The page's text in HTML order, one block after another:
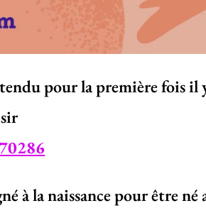
pour la première fois il
à la naissance pour être né